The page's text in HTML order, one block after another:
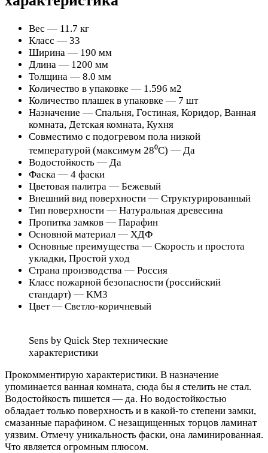
Вес — 11.7 кг
Класс — 33
Ширина — 190 мм
Длина — 1200 мм
Толщина — 8.0 мм
Количество в упаковке — 1.596 м2
Количество плашек в упаковке — 7 шт
Назначение — Спальня, Гостиная, Коридор, Ванная
комната, Детская комната, Кухня
Совместимо с подогревом пола низкой
температурой (максимум 28⁰С) — Да
Водостойкость — Да
Фаска — 4 фаски
Цветовая палитра — Бежевый
Внешний вид поверхности — Структурированный
Тип поверхности — Натуральная древесина
Пропитка замков — Парафин
Основной материал — ХДФ
Основные преимущества — Скорость и простота
укладки, Простой уход
Страна производства — Россия
Класс пожарной безопасности (российский
стандарт) — KM3
Цвет — Светло-коричневый
Sens by Quick Step технические
характеристики
Прокомментирую характеристики. В назначение
упоминается ванная комната, сюда бы я стелить не стал.
Водостойкость пишется — да. Но водостойкостью
обладает только поверхность и в какой-то степени замки,
смазанные парафином. С незащищенных торцов ламинат
уязвим. Отмечу уникальность фаски, она ламинированная.
Что является огромным плюсом.